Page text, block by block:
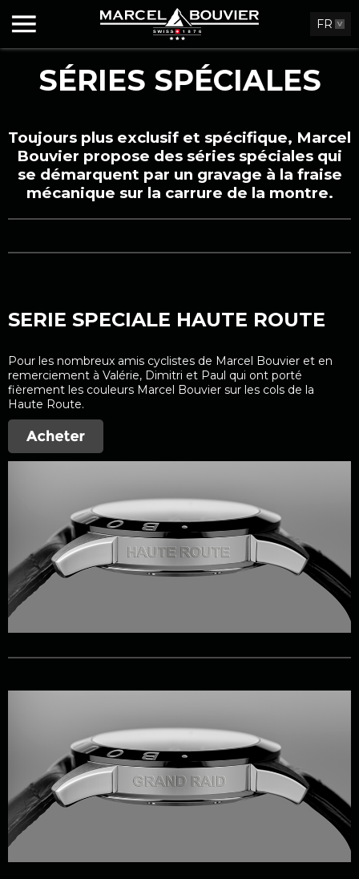
FR
SÉRIES SPÉCIALES
Toujours plus exclusif et spécifique, Marcel
Bouvier propose des séries spéciales qui
se démarquent par un gravage à la fraise
mécanique sur la carrure de la montre.
SERIE SPECIALE HAUTE ROUTE
Pour les nombreux amis cyclistes de Marcel Bouvier et en
remerciement à Valérie, Dimitri et Paul qui ont porté
fièrement les couleurs Marcel Bouvier sur les cols de la
Haute Route.